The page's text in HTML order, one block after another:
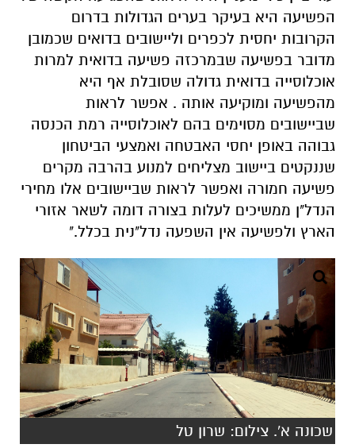
הפשיעה היא בעיקר בערים הגדולות בדרום
הקרובות יחסית לכפרים וליישובים בדואים שכמובן
מדובר בפשיעה שבמרכזה פשיעה בדואית למרות
אוכלוסייה בדואית גדולה שסובלת אף היא
מהפשיעה ומוקיעה אותה . אפשר לראות
שביישובים מסוימים בהם לאוכלוסייה רמת הכנסה
גבוהה באופן יחסי האבטחה ואמצעי הביטחון
שננקטים ביישוב מצליחים למנוע בהרבה מקרים
פשיעה חמורה ואפשר לראות שביישובים אלו מחירי
הנדל"ן ממשיכים לעלות בצורה דומה לשאר אזורי
הארץ ולפשיעה אין השפעה נדל"נית בכלל."
שכונה א'. צילום: שרון טל